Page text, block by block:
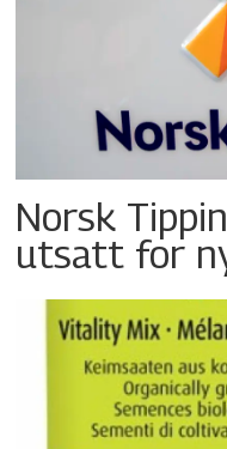
Norsk
utsatt for